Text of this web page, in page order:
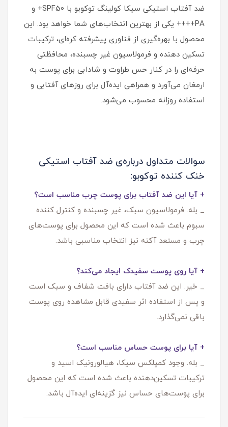
ضد آفتاب استیکی سیکا کولینگ توکوبو با SPF50+ و
PA++++ یکی از بهترین انتخاب‌های شما خواهد بود. این
محصول با بهره‌گیری از فناوری پیشرفته کره‌ای، ترکیبات
تسکین‌ دهنده و فرمولاسیون غیر چسبنده، محافظتی
حرفه‌ای را در کنار حس طراوت و شادابی برای پوست به
ارمغان می‌آورد و همراهی ایده‌آل برای روزهای آفتابی و
استفاده روزانه محسوب می‌شود.
سوالات متداول درباره‌ی ضد آفتاب استیکی
خنک کننده توکوبو:
+ آیا این ضد آفتاب برای پوست چرب مناسب است؟
_ بله. فرمولاسیون سبک، غیر چسبنده و کنترل‌ کننده
سبوم باعث شده است که این محصول برای پوست‌های
چرب و مستعد آکنه نیز انتخاب مناسبی باشد.
+ آیا روی پوست سفیدک ایجاد می‌کند؟
_ خیر. این ضد آفتاب دارای بافت شفاف و سبک است
و پس از استفاده اثر سفیدی قابل مشاهده روی پوست
باقی نمی‌گذارد.
+ آیا برای پوست حساس مناسب است؟
_ بله. وجود کمپلکس سیکا، هیالورونیک اسید و
ترکیبات تسکین‌دهنده باعث شده است که این محصول
برای پوست‌های حساس نیز گزینه‌ای ایده‌آل باشد.